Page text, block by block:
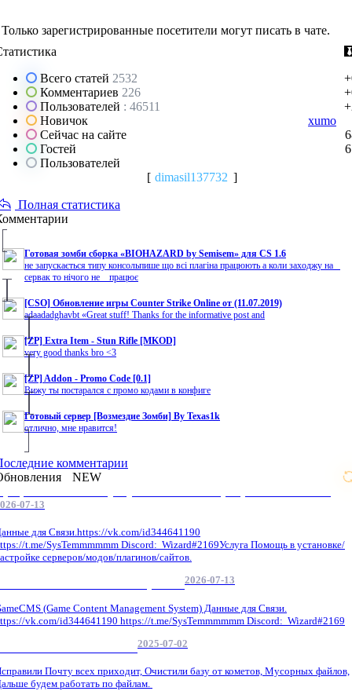
Только зарегистрированные посетители могут писать в чате.
Всего статей 2532
Комментариев 226
Пользователей : 46511
Новичок
xumo
Сейчас на сайте
Гостей
Пользователей
[ dimasil137732 ]
Полная статистика
Готовая зомби сборка «BIOHAZARD by Semisem» для CS 1.6
не запускається типу консольпише що всі плагіна працюють а коли заходжу на
сервак то нічого не працює
[CSO] Обновление игры Counter Strike Online от (11.07.2019)
adaadadghavbt «Great stuff! Thanks for the informative post and
[ZP] Extra Item - Stun Rifle [MKOD]
very good thanks bro <3
[ZP] Addon - Promo Code [0.1]
Вижу ты постарался с промо кодами в конфиге
Готовый сервер [Возмездие Зомби] By Texas1k
отлично, мне нравится!
комментарии
NEW
07-13
для Связи.https://vk.com/id344641190
t.me/SysTemmmmmm Discord: Wizard#2169Услуга Помощь в установке/
серверов/модов/плагинов/сайтов.
2026-07-13
(Game Content Management System) Данные для Связи.
vk.com/id344641190 https://t.me/SysTemmmmmm Discord: Wizard#2169
2025-07-02
Почту всех приходит, Очистили базу от кометов, Мусорных файлов,
будем работать по файлам.